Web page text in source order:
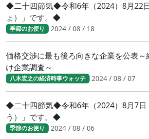
◆二十四節気◆令和6年（2024）8月22
ょ）」です。◆
季節のお便り 2024 / 08 / 18
価格交渉に最も後ろ向きな企業を公表
け企業調査～
八木宏之の経済時事ウォッチ 2024 / 08 / 07
◆二十四節気◆令和6年（2024）8月7日
う）」です。◆
季節のお便り 2024 / 08 / 06